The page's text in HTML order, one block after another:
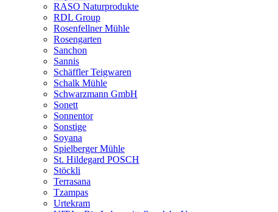
RASO Naturprodukte
RDL Group
Rosenfellner Mühle
Rosengarten
Sanchon
Sannis
Schäffler Teigwaren
Schalk Mühle
Schwarzmann GmbH
Sonett
Sonnentor
Sonstige
Soyana
Spielberger Mühle
St. Hildegard POSCH
Stöckli
Terrasana
Tzampas
Urtekram